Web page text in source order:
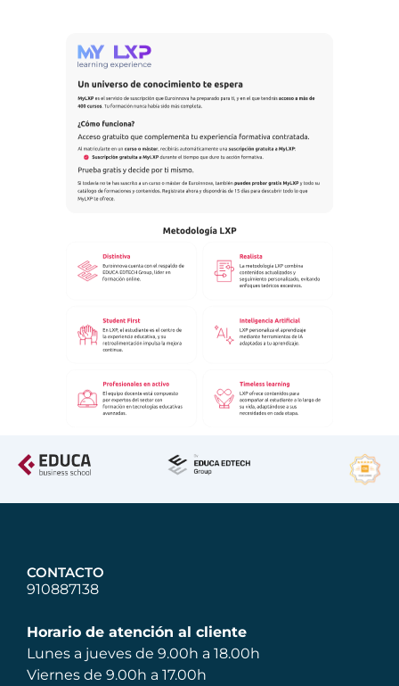
CONTACTO
910887138
Horario de atención al cliente
Lunes a jueves de 9.00h a 18.00h
Viernes de 9.00h a 17.00h